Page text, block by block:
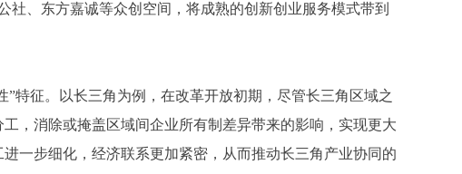
、东方嘉诚等众创空间，将成熟的创新创业服务模式带到
征。以长三角为例，在改革开放初期，尽管长三角区域之
，消除或掩盖区域间企业所有制差异带来的影响，实现更大
一步细化，经济联系更加紧密，从而推动长三角产业协同的